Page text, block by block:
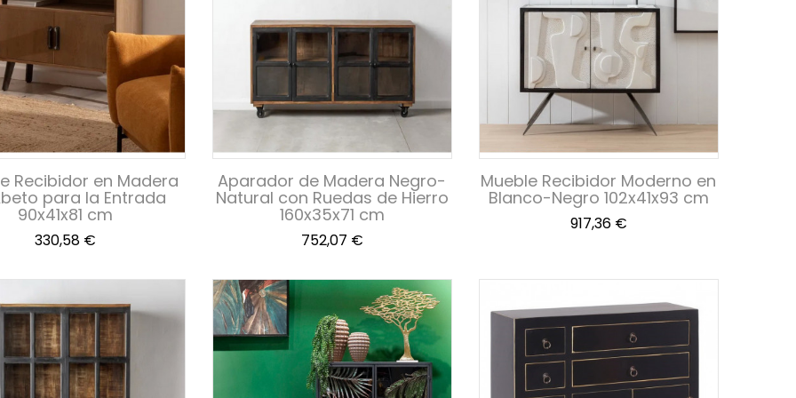
Recibidor en Madera
para la Entrada
90x41x81 cm
Precio
330,58 €
Aparador de Madera Negro-
Natural con Ruedas de Hierro
160x35x71 cm
Precio
752,07 €
Mueble Recibidor Moderno en
Blanco-Negro 102x41x93 cm
Precio
917,36 €